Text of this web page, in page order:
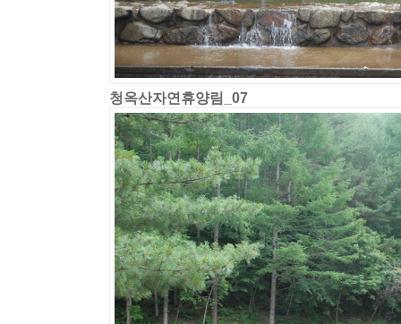
청옥산자연휴양림_07